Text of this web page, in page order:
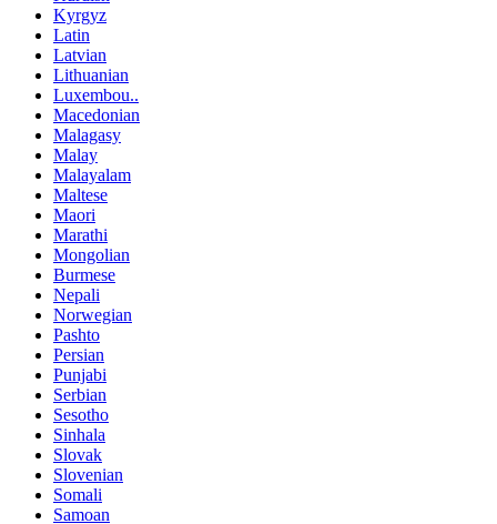
Kyrgyz
Latin
Latvian
Lithuanian
Luxembou..
Macedonian
Malagasy
Malay
Malayalam
Maltese
Maori
Marathi
Mongolian
Burmese
Nepali
Norwegian
Pashto
Persian
Punjabi
Serbian
Sesotho
Sinhala
Slovak
Slovenian
Somali
Samoan